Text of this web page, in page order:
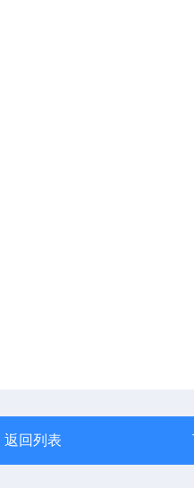
返回列表